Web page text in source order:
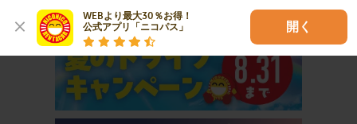
WEBより最大30％お得！
公式アプリ「ニコパス」
開く